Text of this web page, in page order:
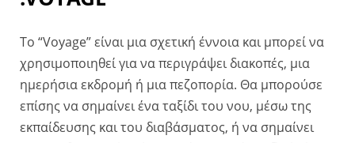
Το “Voyage” είναι μια σχετική έννοια και μπορεί να
χρησιμοποιηθεί για να περιγράψει διακοπές, μια
ημερήσια εκδρομή ή μια πεζοπορία. Θα μπορούσε
επίσης να σημαίνει ένα ταξίδι του νου, μέσω της
εκπαίδευσης και του διαβάσματος, ή να σημαίνει